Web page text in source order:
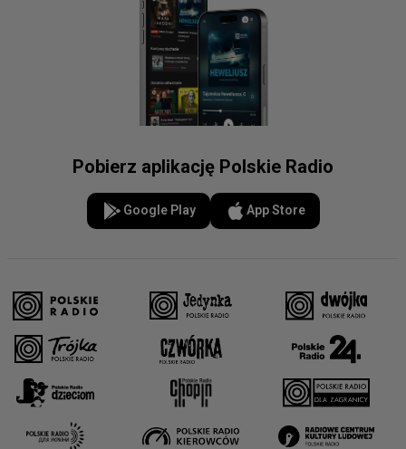
Pobierz aplikację Polskie Radio
Google Play App Store